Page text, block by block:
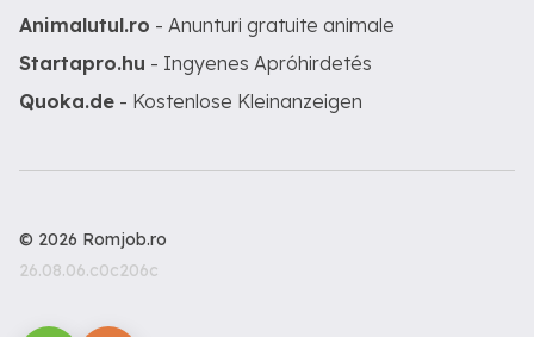
Animalutul.ro - Anunturi gratuite animale
Startapro.hu - Ingyenes Apróhirdetés
Quoka.de - Kostenlose Kleinanzeigen
© 2026 Romjob.ro
26.08.06.c0c206c